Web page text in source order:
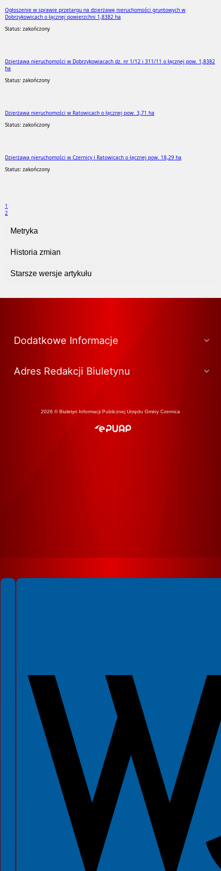
Ogłoszenie w sprawie przetargu na dzierżawę nieruchomości gruntowych w
Dobrzykowicach o łącznej powierzchni 1,8382 ha
Status: zakończony
Dzierżawa nieruchomości w Dobrzykowiacach dz. nr 1/12 i 311/11 o łącznej pow. 1,8382
ha
Status: zakończony
Dzierżawa nieruchomości w Ratowicach o łącznej pow. 3,71 ha
Status: zakończony
Dzierżawa nieruchomości w Czernicy i Ratowicach o łącznej pow. 18,29 ha
Status: zakończony
1
2
Metryka
Historia zmian
Starsze wersje artykułu
Dodatkowe Informacje
Adres Redakcji Biuletynu
2026 © Biuletyn Informacji Publicznej Urzędu Gminy Czernica
Spełniamy standardy WCAG 2.2
Spełniamy standardy W3C